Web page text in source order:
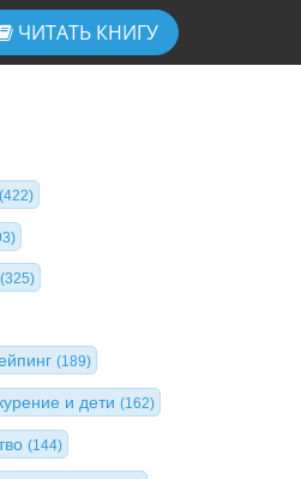
ЧИТАТЬ КНИГУ
(422)
(325)
(189)
и дети (162)
(144)